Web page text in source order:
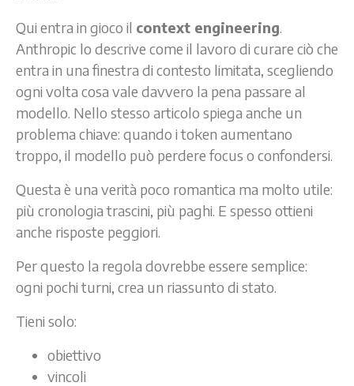
Qui entra in gioco il context engineering.
Anthropic lo descrive come il lavoro di curare ciò che
entra in una finestra di contesto limitata, scegliendo
ogni volta cosa vale davvero la pena passare al
modello. Nello stesso articolo spiega anche un
problema chiave: quando i token aumentano
troppo, il modello può perdere focus o confondersi.
Questa è una verità poco romantica ma molto utile:
più cronologia trascini, più paghi. E spesso ottieni
anche risposte peggiori.
Per questo la regola dovrebbe essere semplice:
ogni pochi turni, crea un riassunto di stato.
Tieni solo:
obiettivo
vincoli